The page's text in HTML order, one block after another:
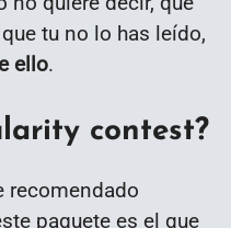
tu no lo has leído,
ello.
contest?
recomendado
paquete es el que